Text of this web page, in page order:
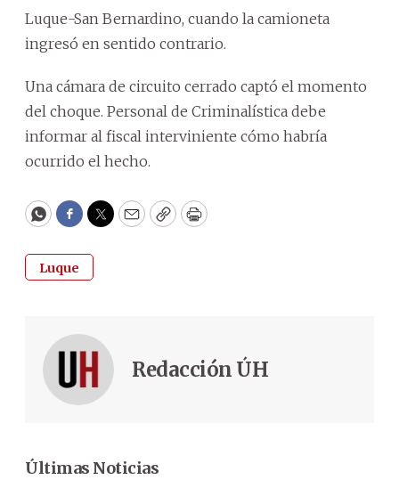
Luque-San Bernardino, cuando la camioneta
ingresó en sentido contrario.
Una cámara de circuito cerrado captó el momento
del choque. Personal de Criminalística debe
informar al fiscal interviniente cómo habría
ocurrido el hecho.
WhatsApp
Facebook
Twitter
EmailCopyPrint
Luque
Redacción ÚH
Últimas Noticias